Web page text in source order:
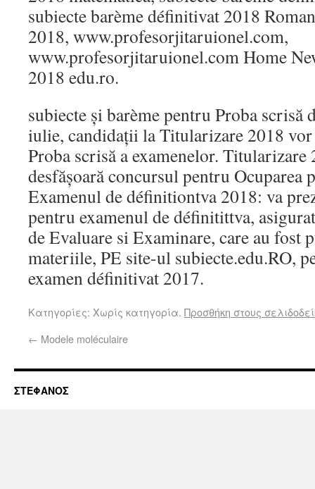
subiecte barème définitivat 2018
2018, www.profesorjitaruionel.com,
www.profesorjitaruionel.com Home
2018 edu.ro.
subiecte și barème pentru Proba
iulie, candidații la Titularizare 2018
Proba scrisă a examenelor. Titularizare
desfășoară concursul pentru Ocuparea
Examenul de définitiontva 2018: va
pentru examenul de définitittva,
de Evaluare si Examinare, care au fost
materiile, PE site-ul subiecte.edu.RO,
examen définitivat 2017.
Κατηγορίες: Χωρίς κατηγορία. Προσθήκη στους
← Modele moléculaire
ΣΤΕΦΑΝΟΣ